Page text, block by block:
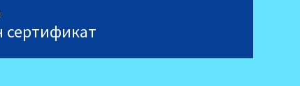
сертификат